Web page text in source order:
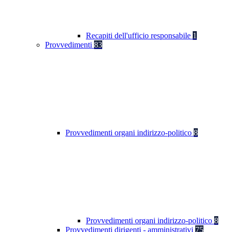
Recapiti dell'ufficio responsabile 1
Provvedimenti 83
Provvedimenti organi indirizzo-politico 8
Provvedimenti organi indirizzo-politico 8
Provvedimenti dirigenti - amministrativi 75